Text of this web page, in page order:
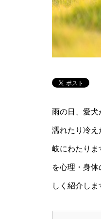
雨の日、愛犬
濡れたり冷え
岐にわたりま
を心理・身
しく紹介しま